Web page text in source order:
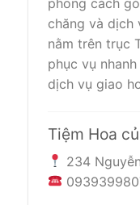
phong cách
chăng và dịch
nằm trên trục
phục vụ
dịch vụ giao
Tiệm Hoa
234